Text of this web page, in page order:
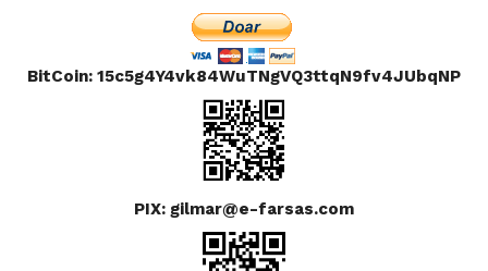
BitCoin: 15c5g4Y4vk84WuTNgVQ3ttqN9fv4JUbqNP
PIX: gilmar@e-farsas.com